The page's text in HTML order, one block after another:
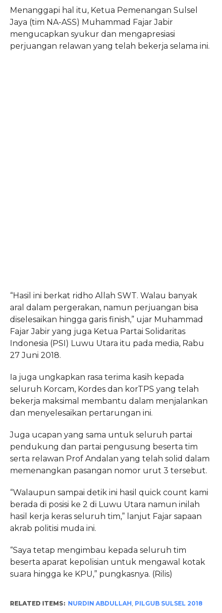
Menanggapi hal itu, Ketua Pemenangan Sulsel
Jaya (tim NA-ASS) Muhammad Fajar Jabir
mengucapkan syukur dan mengapresiasi
perjuangan relawan yang telah bekerja selama ini.
“Hasil ini berkat ridho Allah SWT. Walau banyak
aral dalam pergerakan, namun perjuangan bisa
diselesaikan hingga garis finish,” ujar Muhammad
Fajar Jabir yang juga Ketua Partai Solidaritas
Indonesia (PSI) Luwu Utara itu pada media, Rabu
27 Juni 2018.
Ia juga ungkapkan rasa terima kasih kepada
seluruh Korcam, Kordes dan korTPS yang telah
bekerja maksimal membantu dalam menjalankan
dan menyelesaikan pertarungan ini.
Juga ucapan yang sama untuk seluruh partai
pendukung dan partai pengusung beserta tim
serta relawan Prof Andalan yang telah solid dalam
memenangkan pasangan nomor urut 3 tersebut.
“Walaupun sampai detik ini hasil quick count kami
berada di posisi ke 2 di Luwu Utara namun inilah
hasil kerja keras seluruh tim,” lanjut Fajar sapaan
akrab politisi muda ini.
“Saya tetap mengimbau kepada seluruh tim
beserta aparat kepolisian untuk mengawal kotak
suara hingga ke KPU,” pungkasnya. (Rilis)
RELATED ITEMS: NURDIN ABDULLAH, PILGUB SULSEL 2018